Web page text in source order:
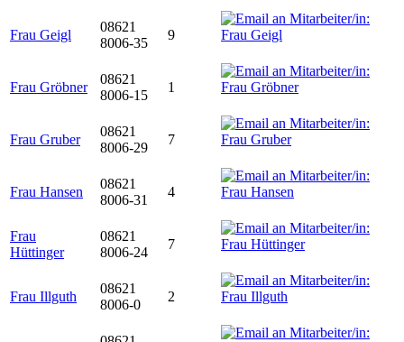
Frau Geigl
08621
8006-35
9
Frau Gröbner
08621
8006-15
1
Frau Gruber
08621
8006-29
7
Frau Hansen
08621
8006-31
4
Frau
Hüttinger
08621
8006-24
7
Frau Illguth
08621
8006-0
2